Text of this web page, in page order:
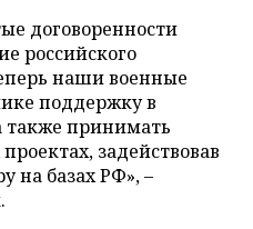
договоренности
российского
наши военные
поддержку в
также принимать
задействовав
на базах РФ», –